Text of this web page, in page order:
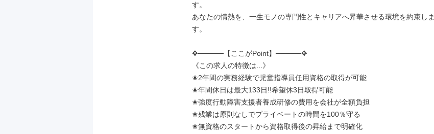
す。
あなたの情熱を、一生モノの専門性とキャリアへ昇華させる環境を約束しま
す。
✥─────【ここがPoint】─────✥
《この求人の特徴は...》
✬2年間の実務経験で児童指導員任用資格の取得が可能
✬年間休日は最大133日!!希望休3日取得可能
✬強度行動障害支援者養成研修の費用を会社が全額負担
✬残業は原則なしでプライベートの時間を100％守る
✬無資格のスタートから資格取得後の昇給まで明確化